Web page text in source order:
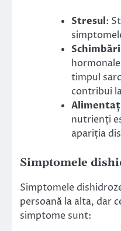
Stresul:
timpul
contribui
nutrienți
apariția
Simptomele
Simptomele
persoană la alta, dar
simptome sunt: